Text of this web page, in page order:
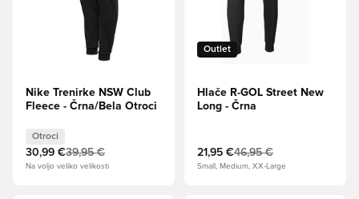
Nike Trenirke NSW Club
Fleece - Črna/Bela Otroci
Otroci
30,99 €39,95 €
Na voljo veliko velikosti
Outlet
Hlače R-GOL Street New
Long - Črna
21,95 €46,95 €
Small, Medium, XX-Large